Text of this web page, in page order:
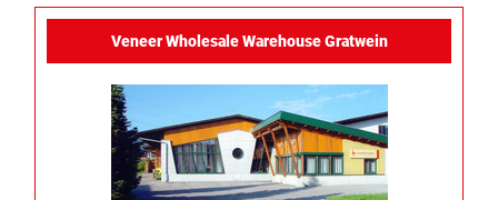
Veneer Wholesale Warehouse Gratwein